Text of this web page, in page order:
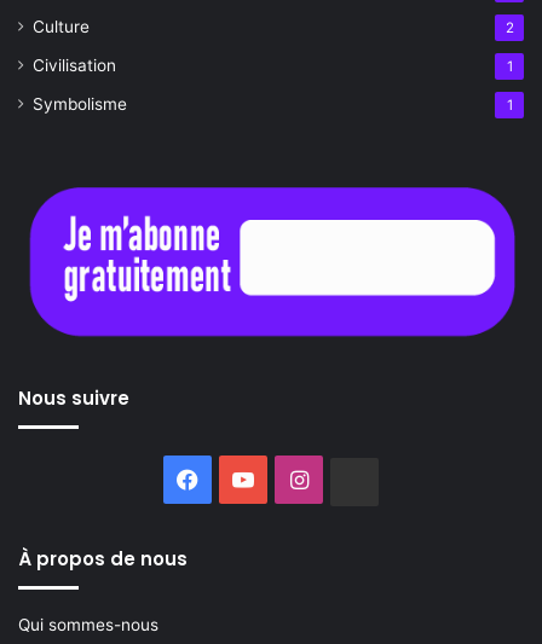
Culture 2
Civilisation 1
Symbolisme 1
Nous suivre
Facebook
YouTubeInstagram
À propos de nous
Qui sommes-nous